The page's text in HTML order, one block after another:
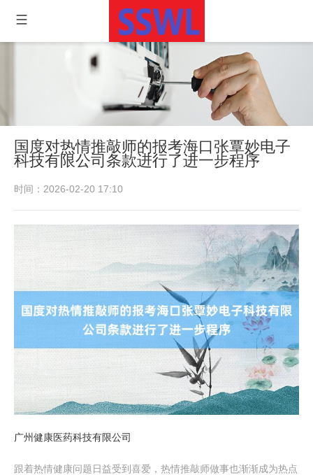
国度对热情推敲师的报考海口张覃妙电子
科技有限公司条款进行了进一步程序
时间：2026-02-20 17:10
广州健康医药科技有限公司
跟着热情健康问题日益受到喜爱，热情推敲师做事也渐渐成为热点